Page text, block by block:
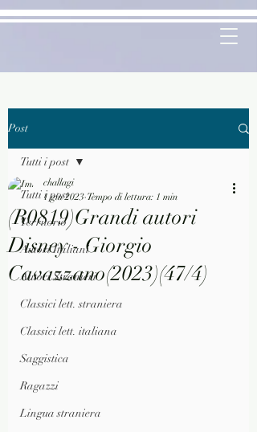
Post
Tutti i post
Territorio
Autori Italiani
Autori Stranieri
Classici lett. straniera
Classici lett. italiana
Saggistica
Ragazzi
Lingua straniera
Tutti i post
(R0819)Grandi autori
Disney - Giorgio
Cavazzano(2023)(47/4)
challagi
1 giu 2023 Tempo di lettura: 1 min